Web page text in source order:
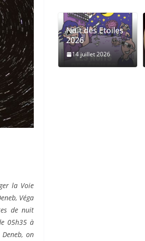
la Voie
Véga
de nuit
05h35 à
on
Nuit des Etoiles
2026
14 juillet 2026